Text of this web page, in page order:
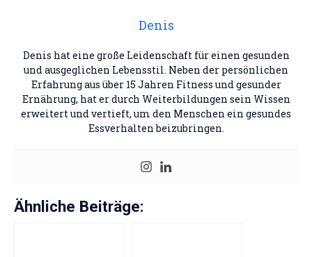
Denis
Denis hat eine große Leidenschaft für einen gesunden
und ausgeglichen Lebensstil. Neben der persönlichen
Erfahrung aus über 15 Jahren Fitness und gesunder
Ernährung, hat er durch Weiterbildungen sein Wissen
erweitert und vertieft, um den Menschen ein gesundes
Essverhalten beizubringen.
Ähnliche Beiträge: